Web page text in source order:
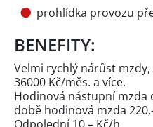
prohlídka provozu
BENEFITY:
Velmi rychlý nárůst
36000 Kč/měs. a více.
Hodinová nástupní mzda
době hodinová mzda